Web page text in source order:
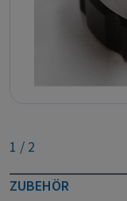
1 / 2
ZUBEHÖR